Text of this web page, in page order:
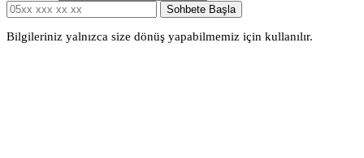
Sohbete Başla
Bilgileriniz yalnızca size dönüş yapabilmemiz için kullanılır.